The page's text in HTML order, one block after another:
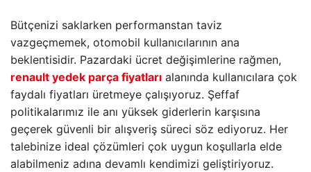
Bütçenizi saklarken performanstan taviz
vazgeçmemek, otomobil kullanıcılarının ana
beklentisidir. Pazardaki ücret değişimlerine rağmen,
renault yedek parça fiyatları alanında kullanıcılara çok
faydalı fiyatları üretmeye çalışıyoruz. Şeffaf
politikalarımız ile anı yüksek giderlerin karşısına
geçerek güvenli bir alışveriş süreci söz ediyoruz. Her
talebinize ideal çözümleri çok uygun koşullarla elde
alabilmeniz adına devamlı kendimizi geliştiriyoruz.